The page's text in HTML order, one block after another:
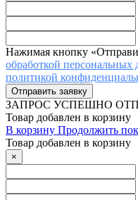
Нажимая кнопку
обработкой персональных
политикой
ЗАПРОС УСПЕШНО
Товар добавлен в корзину
В корзину Продолжить
Товар добавлен в корзину
×